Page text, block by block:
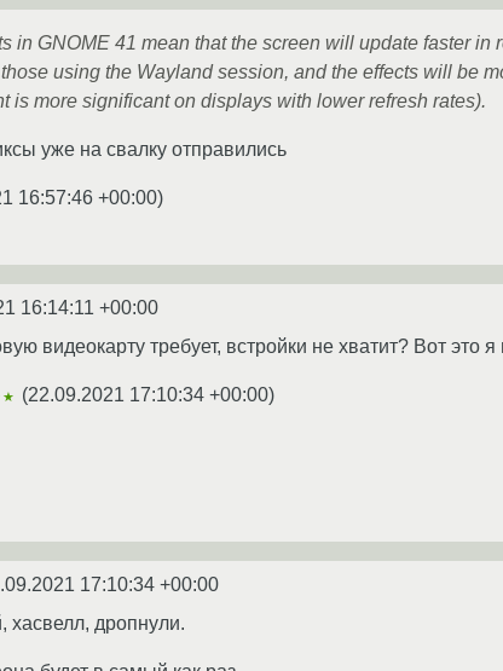
in GNOME 41 mean that the screen will update faster
using the Wayland session, and the effects will be
is more significant on displays with lower refresh rates).
уже на свалку отправились
16:57:46 +00:00)
16:14:11 +00:00
видеокарту требует, встройки не хватит? Вот это
(22.09.2021 17:10:34 +00:00)
17:10:34 +00:00
хасвелл, дропнули.